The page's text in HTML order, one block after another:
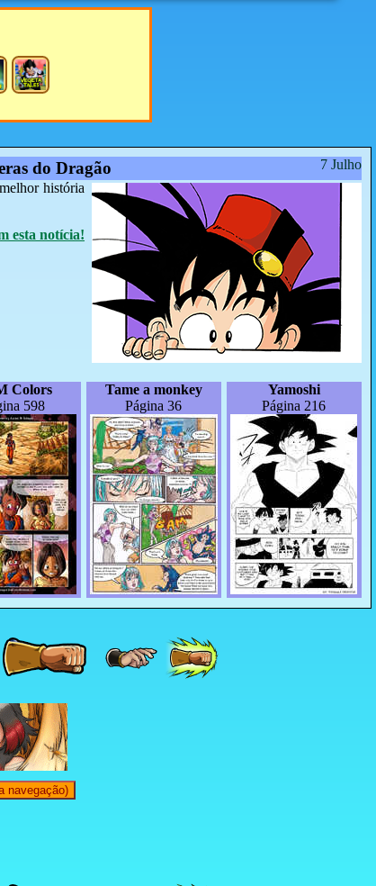
7 Julho
do Dragão
história
esta notícia!
Colors
598
Tame a monkey
Página 36
Yamoshi
Página 216
navegação)